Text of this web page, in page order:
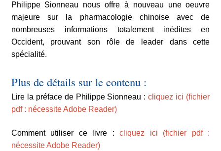
Philippe Sionneau nous offre à nouveau une oeuvre
majeure sur la pharmacologie chinoise avec de
nombreuses informations totalement inédites en
Occident, prouvant son rôle de leader dans cette
spécialité.
Plus de détails sur le contenu :
Lire la préface de Philippe Sionneau :cliquez ici (fichier
pdf : nécessite Adobe Reader)
Comment utiliser ce livre :cliquez ici (fichier pdf :
nécessite Adobe Reader)